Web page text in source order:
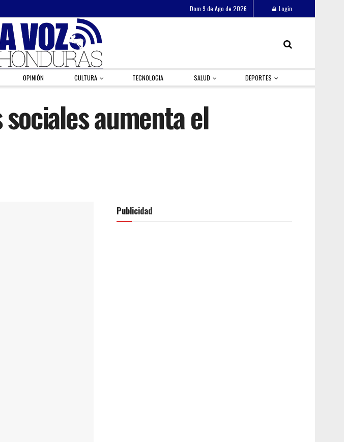
Dom 9 de Ago de 2026 Login
OPINIÓN CULTURA TECNOLOGIA SALUD DEPORTES
sociales aumenta el
Publicidad